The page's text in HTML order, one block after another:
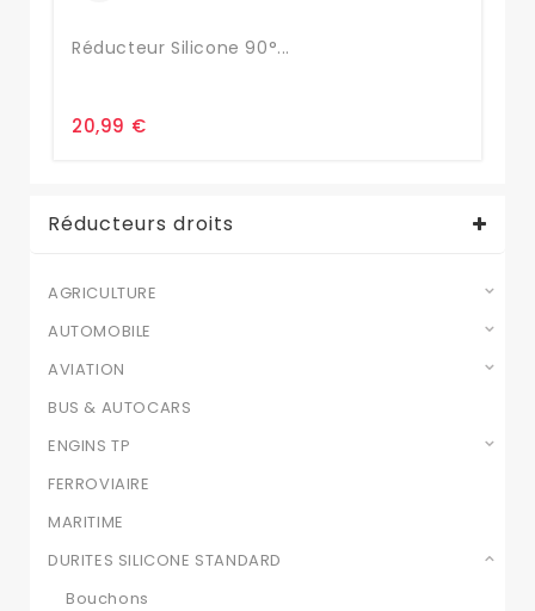
Réducteur Silicone 90°...
20,99 €
Réducteurs droits
AGRICULTURE
AUTOMOBILE
AVIATION
BUS & AUTOCARS
ENGINS TP
FERROVIAIRE
MARITIME
DURITES SILICONE STANDARD
Bouchons